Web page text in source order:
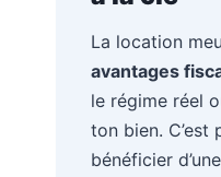
La location
avantages
le régime réel
ton bien.
bénéficier